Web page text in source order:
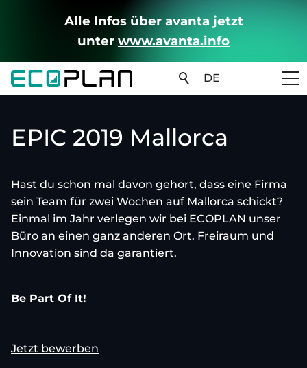
Alle Infos über avanta jetzt
unter www.avanta.info
DE
EPIC 2019 Mallorca
Hast du schon mal davon gehört, dass eine Firma
sein Team für zwei Wochen auf Mallorca schickt?
Einmal im Jahr verlegen wir bei ECOPLAN unser
Büro an einen ganz anderen Ort. Freiraum und
Innovation sind da garantiert.
Be Part Of It!
Jetzt bewerben